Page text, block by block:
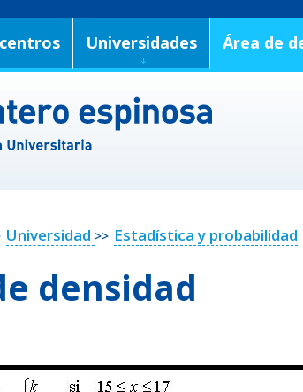
Universidades Área de
Universidad >> Estadística y probabilidad
densidad